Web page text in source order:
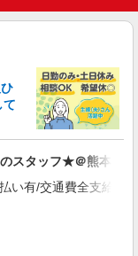
OK≫
ームSTAFF＊経験
払い有/週払い有/交
＞
て
スタッフ★＠熊本市
有/交通費全支給(ガ